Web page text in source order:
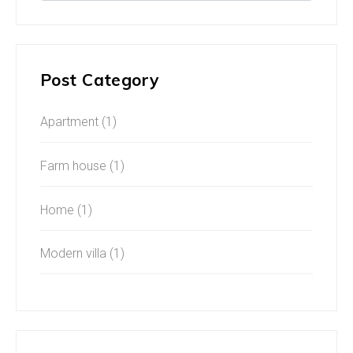
Post Category
Apartment (1)
Farm house (1)
Home (1)
Modern villa (1)